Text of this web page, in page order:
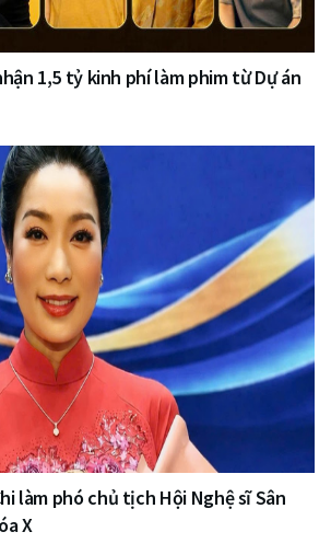
1,5 tỷ kinh phí làm phim từ Dự án
làm phó chủ tịch Hội Nghệ sĩ Sân
X